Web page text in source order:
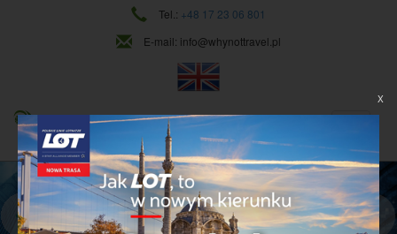
Tel.: +48 17 23 06 801
E-mail: info@whynottravel.pl
NAJWYŻSZY POZIOM USŁUG
CIĄGŁY ROZWÓJ
Dowiedz się więcej
X